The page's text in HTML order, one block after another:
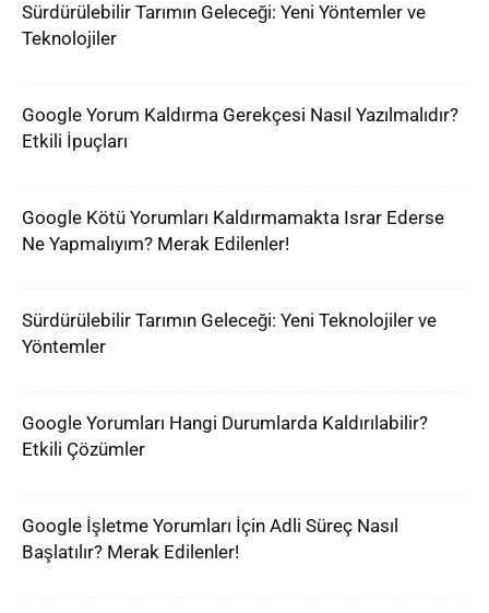
Sürdürülebilir Tarımın Geleceği: Yeni Yöntemler ve
Teknolojiler
Google Yorum Kaldırma Gerekçesi Nasıl Yazılmalıdır?
Etkili İpuçları
Google Kötü Yorumları Kaldırmamakta Israr Ederse
Ne Yapmalıyım? Merak Edilenler!
Sürdürülebilir Tarımın Geleceği: Yeni Teknolojiler ve
Yöntemler
Google Yorumları Hangi Durumlarda Kaldırılabilir?
Etkili Çözümler
Google İşletme Yorumları İçin Adli Süreç Nasıl
Başlatılır? Merak Edilenler!